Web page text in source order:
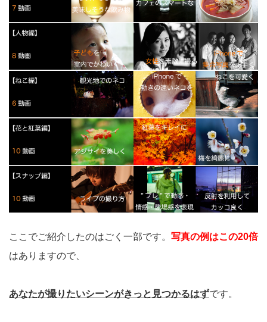
ここでご紹介したのはごく一部です。 写真の例はこの20倍
はありますので、
あなたが撮りたいシーンがきっと見つかるはずです。